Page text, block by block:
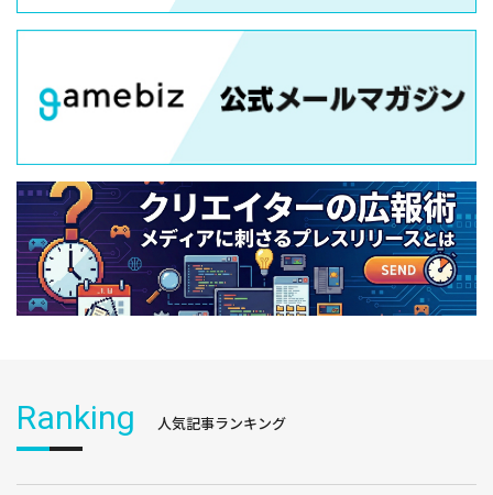
Ranking 人気記事ランキング